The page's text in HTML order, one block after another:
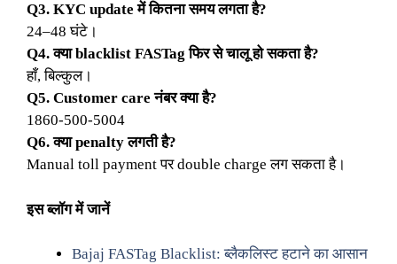
Q3. KYC update में कितना समय लगता है?
24–48 घंटे।
Q4. क्या blacklist FASTag फिर से चालू हो सकता है?
हाँ, बिल्कुल।
Q5. Customer care नंबर क्या है?
1860-500-5004
Q6. क्या penalty लगती है?
Manual toll payment पर double charge लग सकता है।
इस ब्लॉग में जानें
Bajaj FASTag Blacklist: ब्लैकलिस्ट हटाने का आसान